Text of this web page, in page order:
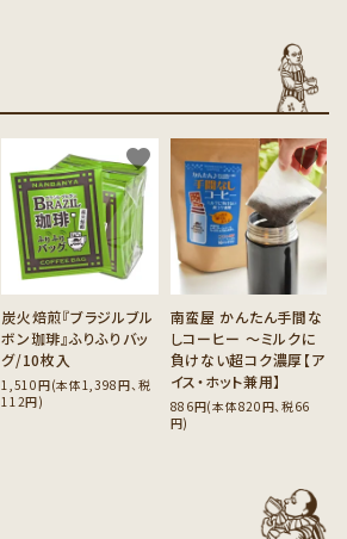
炭火焙煎『ブラジルブル
ボン珈琲』ふりふりバッ
グ/10枚入
1,510円(本体1,398円、税
112円)
favorite
南蛮屋 かんたん手間な
しコーヒー ～ミルクに
負けない超コク濃厚【ア
イス・ホット兼用】
886円(本体820円、税66
円)
favorite